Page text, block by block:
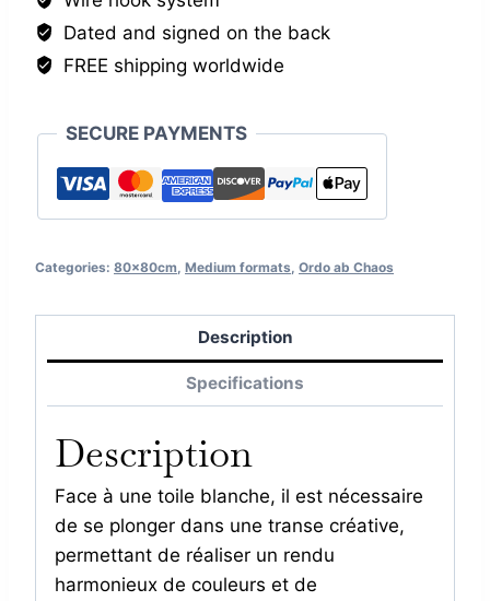
Dated and signed on the back
FREE shipping worldwide
SECURE PAYMENTS
Categories: 80x80cm, Medium formats, Ordo ab Chaos
Description
Specifications
Description
Face à une toile blanche, il est nécessaire
de se plonger dans une transe créative,
permettant de réaliser un rendu
harmonieux de couleurs et de